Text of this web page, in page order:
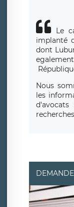
Le
implanté
dont
Ré
Nous
les